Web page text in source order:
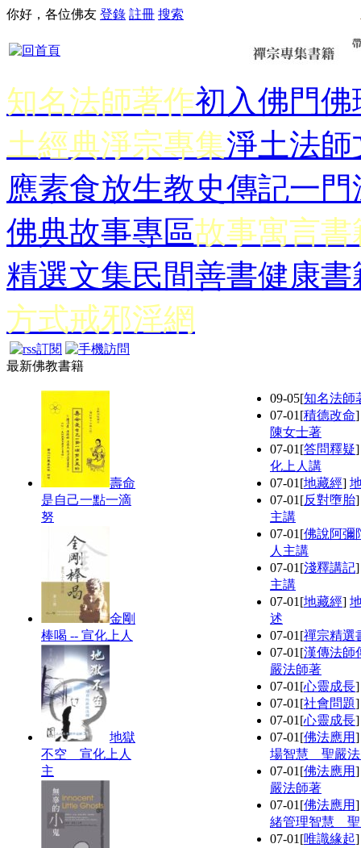
你好，各位佛友 登錄 註冊 搜索
知名法師著作初入佛門佛
土經典淨宗專集淨土法師
應素食放生教史傳記一門
佛典故事專區故事寓言書
精選文集民間善書健康書
方式戒邪淫網
最新佛教書籍
壽命
是自己一點一滴
努
金剛
棒喝 -- 宣化上人
地獄
不空 宣化上人
主
09-05[知名法師
07-01 [積德改命
陳女士著
07-01 [答問釋疑
化上人講
07-01 [地藏經]
07-01 [反對墮胎
主講
07-01 [佛說阿彌
人主講
07-01 [淺釋講記
主講
07-01 [地藏經]
述
07-01 [禪宗精選
07-01 [漢傳法師
嚴法師著
07-01 [心靈成長
07-01 [社會問題
07-01 [心靈成長
07-01 [佛法應用
場智慧 聖嚴
07-01 [佛法應用
嚴法師著
07-01 [佛法應用
緒管理智慧
07-01 [唯識緣起